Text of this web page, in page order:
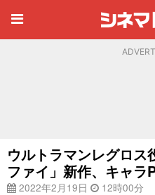
ウルトラマンレグロス
ファイ」新作、キャラ
2022年2月19日
12時00分